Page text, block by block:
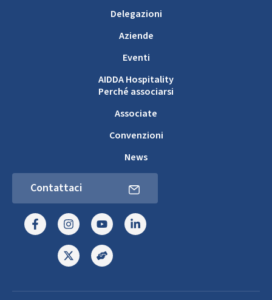
Delegazioni
Aziende
Eventi
AIDDA Hospitality
Perché associarsi
Associate
Convenzioni
News
Contattaci